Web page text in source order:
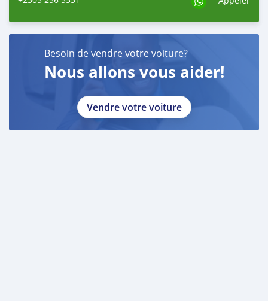
Besoin de vendre votre voiture?
Nous allons vous aider!
Vendre votre voiture